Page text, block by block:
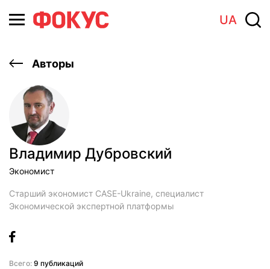
UA
Авторы
Владимир Дубровский
Экономист
Старший экономист CASE-Ukraine, специалист
Экономической экспертной платформы
Всего: 9 публикаций